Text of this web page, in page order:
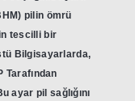
pilin ömrü
tescilli bir
Bilgisayarlarda,
Tarafından
ayar pil sağlığını